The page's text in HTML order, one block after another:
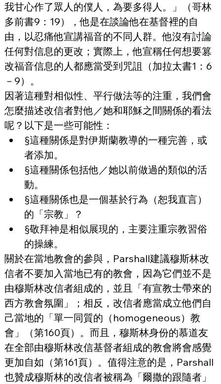
我甘心作了眾人的僕人，為要多得人。」（哥林
多前書9：19），他是在談論他在基督裡的自
由，以忍痛他宣講福音的不同人群。他沒有討論
任何對信息的更改；實際上，他宣稱任何想要篡
改福音信息的人都應當受到咒詛（加拉太書1：6
－9）。
因著這種對相似性、平行做法等的注重，我們會
怎麼描述改信者對他／她和耶穌之間關係的看法
呢？以下是一些可能性：
§這種關係是對伊斯蘭教導的一種完善，或
者添加。
§這種關係包括他／她以前做過的類似的活
動。
§這種關係也是一個基於行為（恕我直言）
的「宗教」？
§敬拜神是相似展現的，主要注重宗教習俗
的操練。
關於在當地教會的參與，Parshall建議穆斯林改
信者不要加入當地已有的教會，因為它們並不是
由穆斯林改信者組成的，並且「有宣教士帶來的
西方教會氛圍」；相反，改信者應當成立他們自
己當地的「單一同質的（homogeneous）教
會」（第160頁）。而且，穆斯林身份的慕道友
在全部由穆斯林改信基督者組成的教會將會感覺
更加自如（第161頁）。值得注意的是，Parshall
也贊成穆斯林的改信者被稱為「爾撒的跟隨者」